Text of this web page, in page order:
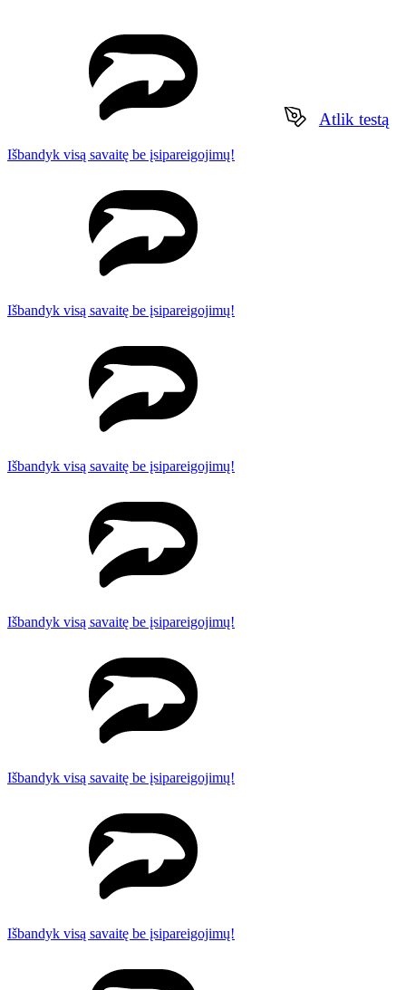
Išbandyk visą savaitę be įsipareigojimų!
Išbandyk visą savaitę be įsipareigojimų!
Išbandyk visą savaitę be įsipareigojimų!
Išbandyk visą savaitę be įsipareigojimų!
Išbandyk visą savaitę be įsipareigojimų!
Išbandyk visą savaitę be įsipareigojimų!
Atlik testą